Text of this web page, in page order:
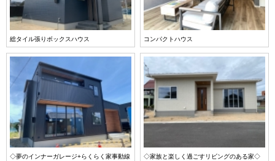
総タイル張りボックスハウス コンパクトハウス
◇夢のインナーガレージ+らくらく家事動線
◇家族と楽しく過ごすリビングのある家◇